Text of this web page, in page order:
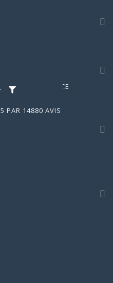
TOUTE LA FRANCE
5 PAR 14880 AVIS